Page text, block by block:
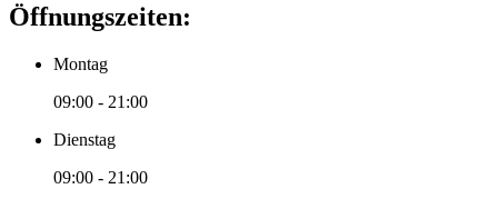
Öffnungszeiten:
Montag
09:00 - 21:00
Dienstag
09:00 - 21:00